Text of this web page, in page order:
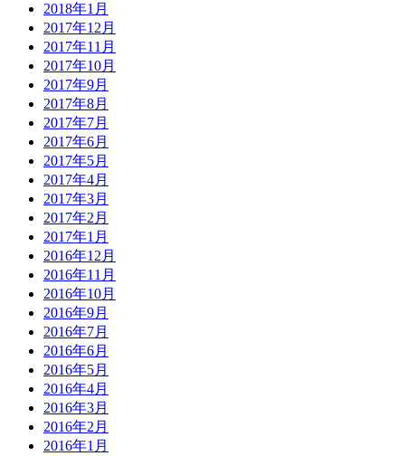
2018年1月
2017年12月
2017年11月
2017年10月
2017年9月
2017年8月
2017年7月
2017年6月
2017年5月
2017年4月
2017年3月
2017年2月
2017年1月
2016年12月
2016年11月
2016年10月
2016年9月
2016年7月
2016年6月
2016年5月
2016年4月
2016年3月
2016年2月
2016年1月